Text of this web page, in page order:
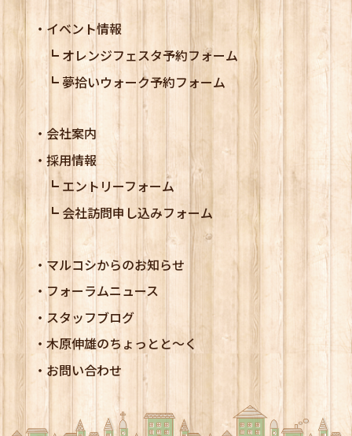
イベント情報
オレンジフェスタ予約フォーム
夢拾いウォーク予約フォーム
会社案内
採用情報
エントリーフォーム
会社訪問申し込みフォーム
マルコシからのお知らせ
フォーラムニュース
スタッフブログ
木原伸雄のちょっとと～く
お問い合わせ